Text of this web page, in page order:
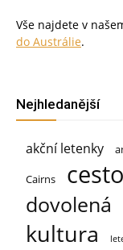
Vše najdete v
do Austrálie.
Nejhledanější
akční letenky
Cairns
dovolená
kultura